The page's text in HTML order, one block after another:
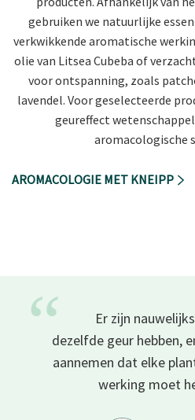
gebruiken we natuurlijke
verkwikkende aromatische
olie van Litsea Cubeba of
voor ontspanning, zoals
lavendel. Voor geselecteerde
geureffect
aromacologische
AROMACOLOGIE MET KNEIPP
“
Er zijn
dezelfde geur hebben,
aannemen dat elke
werking moet